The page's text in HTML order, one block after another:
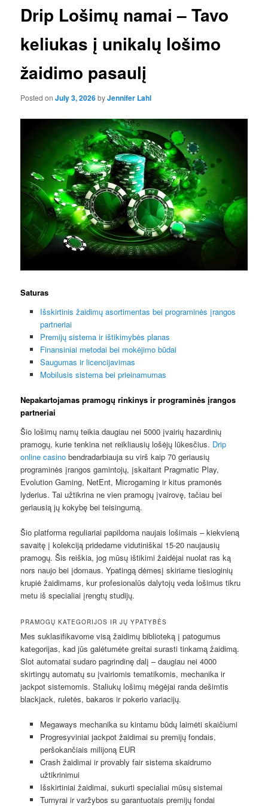
Drip Lošimų namai – Tavo
keliukas į unikalų lošimo
žaidimo pasaulį
Posted onJuly 3, 2026byJennifer Lahl
Saturas
Išskirtinis žaidimų asortimentas bei programinės įrangos
partneriai
Premijų sistema ir ištikimybės planas
Finansiniai metodai bei mokėjimo būdai
Saugumas ir licencijavimas
Mobilusis sistema bei prieinamumas
Nepakartojamas pramogų rinkinys ir programinės įrangos
partneriai
Šio lošimų namų teikia daugiau nei 5000 įvairių hazardinių
pramogų, kurie tenkina net reikliausių lošėjų lūkesčius. Drip
online casino bendradarbiauja su virš kaip 70 geriausių
programinės įrangos gamintojų, įskaitant Pragmatic Play,
Evolution Gaming, NetEnt, Microgaming ir kitus pramonės
lyderius. Tai užtikrina ne vien pramogų įvairovę, tačiau bei
geriausią jų kokybę bei teisingumą.
Šio platforma reguliariai papildoma naujais lošimais – kiekvieną
savaitę į kolekciją pridedame vidutiniškai 15-20 naujausių
pramogų. Šis reiškia, jog mūsų ištikimi žaidėjai nuolat ras ką
nors naujo bei įdomaus. Ypatingą dėmesį skiriame tiesioginių
krupiė žaidimams, kur profesionalūs dalytojų veda lošimus tikru
metu iš specialiai įrengtų studijų.
PRAMOGŲ KATEGORIJOS IR JŲ YPATYBĖS
Mes suklasifikavome visą žaidimų biblioteką į patogumus
kategorijas, kad jūs galėtumėte greitai surasti tinkamą žaidimą.
Slot automatai sudaro pagrindinę dalį – daugiau nei 4000
skirtingų automatų su įvairiomis tematikomis, mechanika ir
jackpot sistemomis. Staliukų lošimų mėgėjai randa dešimtis
blackjack, ruletės, bakaros ir pokerio variacijų.
Megaways mechanika su kintamu būdų laimėti skaičiumi
Progresyviniai jackpot žaidimai su premijų fondais,
peršokančiais milijoną EUR
Crash žaidimai ir provably fair sistema skaidrumo
užtikrinimui
Išskirtiniai žaidimai, sukurti specialiai mūsų sistemai
Turnyrai ir varžybos su garantuotais premijų fondai